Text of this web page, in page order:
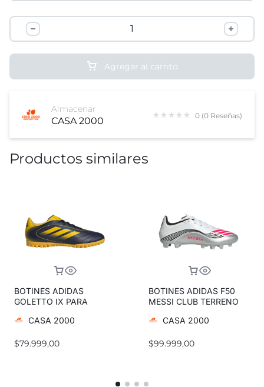
Agregar al carrito
Almacenar
CASA 2000 0 (0 Reseñas)
Productos similares
BOTINES ADIDAS
GOLETTO IX PARA
CASA 2000
$79.999,00
BOTINES ADIDAS F50
MESSI CLUB TERRENO
CASA 2000
$99.999,00